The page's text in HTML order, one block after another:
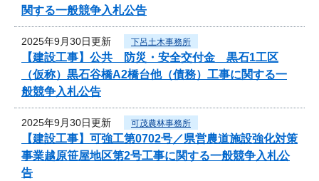
関する一般競争入札公告
2025年9月30日更新 下呂土木事務所
【建設工事】公共 防災・安全交付金 黒石1工区
（仮称）黒石谷橋A2橋台他（債務）工事に関する一
般競争入札公告
2025年9月30日更新 可茂農林事務所
【建設工事】可強工第0702号／県営農道施設強化対策
事業越原笹屋地区第2号工事に関する一般競争入札公
告